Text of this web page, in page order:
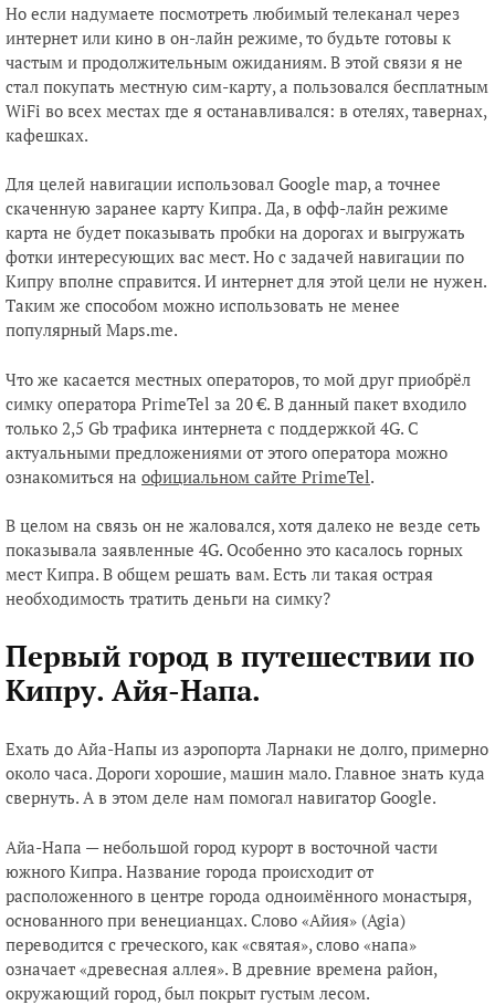
Но если надумаете посмотреть любимый телеканал через
интернет или кино в он-лайн режиме, то будьте готовы к
частым и продолжительным ожиданиям. В этой связи я не
стал покупать местную сим-карту, а пользовался бесплатным
WiFi во всех местах где я останавливался: в отелях, тавернах,
кафешках.
Для целей навигации использовал Google map, а точнее
скаченную заранее карту Кипра. Да, в офф-лайн режиме
карта не будет показывать пробки на дорогах и выгружать
фотки интересующих вас мест. Но с задачей навигации по
Кипру вполне справится. И интернет для этой цели не нужен.
Таким же способом можно использовать не менее
популярный Maps.me.
Что же касается местных операторов, то мой друг приобрёл
симку оператора PrimeTel за 20 €. В данный пакет входило
только 2,5 Gb трафика интернета с поддержкой 4G. С
актуальными предложениями от этого оператора можно
ознакомиться на официальном сайте PrimeTel.
В целом на связь он не жаловался, хотя далеко не везде сеть
показывала заявленные 4G. Особенно это касалось горных
мест Кипра. В общем решать вам. Есть ли такая острая
необходимость тратить деньги на симку?
Первый город в путешествии по
Кипру. Айя-Напа.
Ехать до Айа-Напы из аэропорта Ларнаки не долго, примерно
около часа. Дороги хорошие, машин мало. Главное знать куда
свернуть. А в этом деле нам помогал навигатор Google.
Айа-Напа — небольшой город курорт в восточной части
южного Кипра. Название города происходит от
расположенного в центре города одноимённого монастыря,
основанного при венецианцах. Слово «Айия» (Agia)
переводится с греческого, как «святая», слово «напа»
означает «древесная аллея». В древние времена район,
окружающий город, был покрыт густым лесом.